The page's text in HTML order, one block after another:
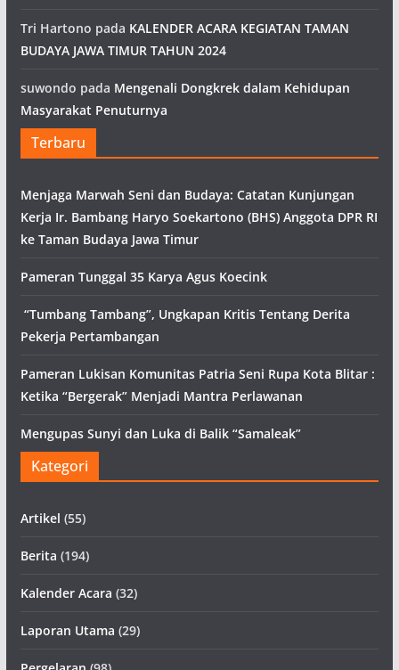
Tri Hartono pada KALENDER ACARA KEGIATAN TAMAN
BUDAYA JAWA TIMUR TAHUN 2024
suwondo pada Mengenali Dongkrek dalam Kehidupan
Masyarakat Penuturnya
Terbaru
Menjaga Marwah Seni dan Budaya: Catatan Kunjungan
Kerja Ir. Bambang Haryo Soekartono (BHS) Anggota DPR RI
ke Taman Budaya Jawa Timur
Pameran Tunggal 35 Karya Agus Koecink
“Tumbang Tambang”, Ungkapan Kritis Tentang Derita
Pekerja Pertambangan
Pameran Lukisan Komunitas Patria Seni Rupa Kota Blitar :
Ketika “Bergerak” Menjadi Mantra Perlawanan
Mengupas Sunyi dan Luka di Balik “Samaleak”
Kategori
Artikel (55)
Berita (194)
Kalender Acara (32)
Laporan Utama (29)